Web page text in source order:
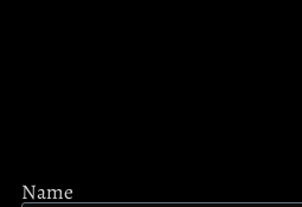
Name